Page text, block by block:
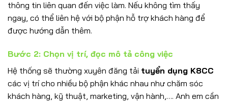
thông tin liên quan đến việc làm. Nếu không tìm thấy
ngay, có thể liên hệ với bộ phận hỗ trợ khách hàng để
được hướng dẫn thêm.
Bước 2: Chọn vị trí, đọc mô tả công việc
Hệ thống sẽ thường xuyên đăng tải tuyển dụng K8CC
các vị trí cho nhiều bộ phận khác nhau như chăm sóc
khách hàng, kỹ thuật, marketing, vận hành,…. Anh em cần